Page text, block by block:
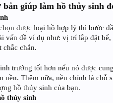
bản giúp làm hồ thủy sinh
được loại hồ hợp lý thì bước
vấn đề ví dụ như: vị trí lắp đặt
chắc chắn.
trưởng tốt hơn nếu nó được
nền. Thêm nữa, nền chính là
hồ thủy sinh của bạn.
thủy sinh